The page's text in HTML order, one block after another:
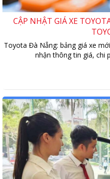
CẬP NHẬT GIÁ XE
Toyota Đà Nẵng: bảng giá xe
nhận thông tin giá, chi